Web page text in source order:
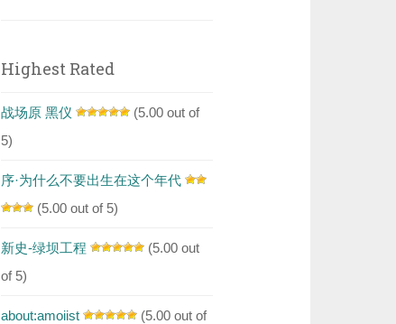
Highest Rated
战场原 黑仪
(5.00 out of
5)
序·为什么不要出生在这个年代
(5.00 out of 5)
新史-绿坝工程
(5.00 out
of 5)
about:amoiist
(5.00 out of